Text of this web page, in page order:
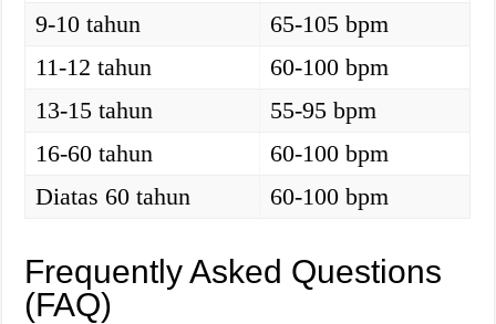
9-10 tahun
65-105 bpm
11-12 tahun
60-100 bpm
13-15 tahun
55-95 bpm
16-60 tahun
60-100 bpm
Diatas 60 tahun
60-100 bpm
Frequently Asked Questions
(FAQ)